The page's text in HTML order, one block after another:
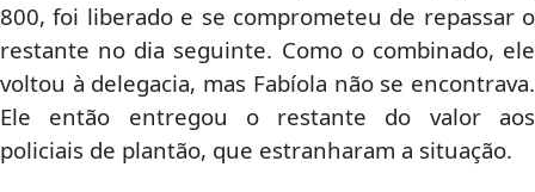
800, foi liberado e se comprometeu de repassar o
restante no dia seguinte. Como o combinado, ele
voltou à delegacia, mas Fabíola não se encontrava.
Ele então entregou o restante do valor aos
policiais de plantão, que estranharam a situação.